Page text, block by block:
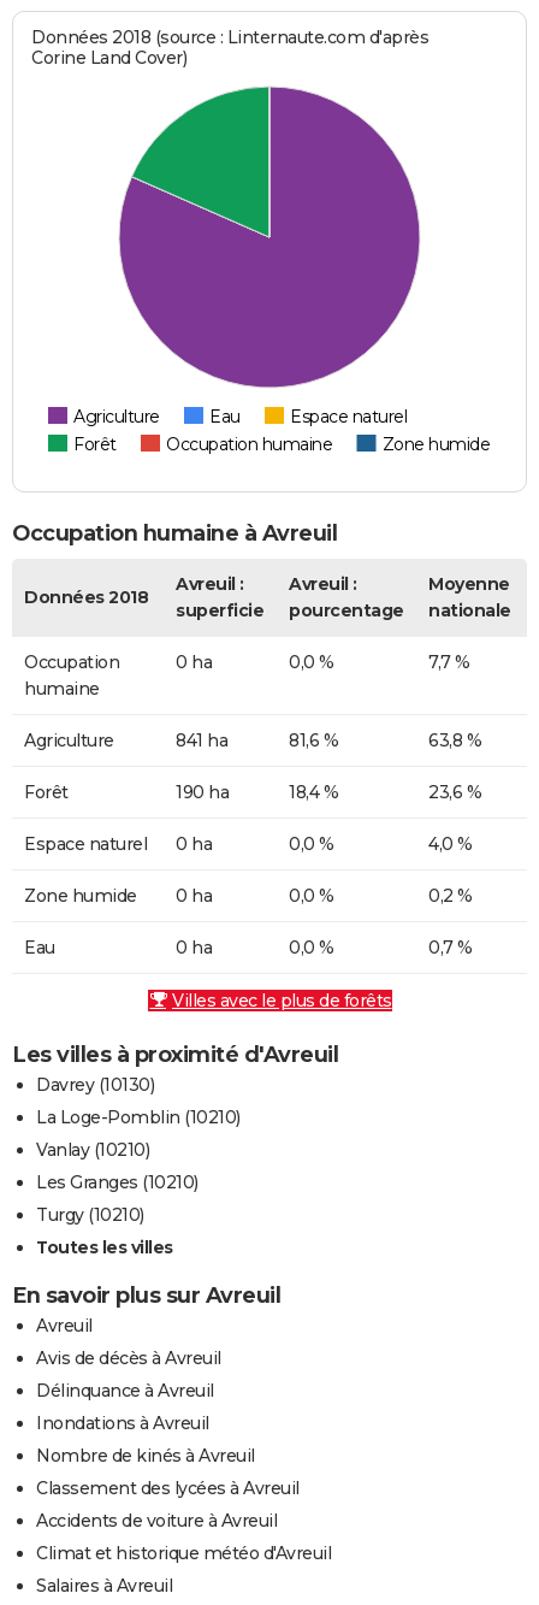
Données 2018 (source : Linternaute.com d'après
Corine Land Cover)
Agriculture Eau
Espace naturel
Forêt
Occupation humaine Zone humide
Occupation humaine à Avreuil
Données 2018
Avreuil :
superficie
Avreuil :
pourcentage
Moyenne
nationale
Occupation
humaine
0 ha 0,0 % 7,7 %
Agriculture 841 ha 81,6 % 63,8 %
Forêt 190 ha 18,4 % 23,6 %
Espace naturel 0 ha 0,0 % 4,0 %
Zone humide 0 ha 0,0 % 0,2 %
Eau 0 ha 0,0 % 0,7 %
Villes avec le plus de forêts
Les villes à proximité d'Avreuil
Davrey (10130)
La Loge-Pomblin (10210)
Vanlay (10210)
Les Granges (10210)
Turgy (10210)
Toutes les villes
En savoir plus sur Avreuil
Avreuil
Avis de décès à Avreuil
Délinquance à Avreuil
Inondations à Avreuil
Nombre de kinés à Avreuil
Classement des lycées à Avreuil
Accidents de voiture à Avreuil
Climat et historique météo d'Avreuil
Salaires à Avreuil